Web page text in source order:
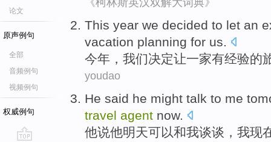
论文
原声例句
全部
音频例句
视频例句
权威例句
《柯林斯英汉双解大词典》
This year we decided to let an
vacation planning for us.
今年 ， 我们决定让一家有经验的
youdao
He said he might talk to me
travel agent now.
他说他明天可以和我谈谈 ， 我现